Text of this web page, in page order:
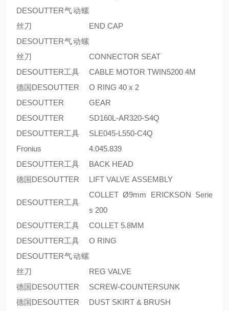
DESOUTTER气动螺
丝刀
END CAP
DESOUTTER气动螺
丝刀
CONNECTOR SEAT
DESOUTTER工具
CABLE MOTOR TWIN5200 4M
德国DESOUTTER
O RING 40 x 2
DESOUTTER
GEAR
DESOUTTER
SD160L-AR320-S4Q
DESOUTTER工具
SLE045-L550-C4Q
Fronius
4.045.839
DESOUTTER工具
BACK HEAD
德国DESOUTTER
LIFT VALVE ASSEMBLY
DESOUTTER工具
COLLET Ø9mm ERICKSON Serie
s 200
DESOUTTER工具
COLLET 5.8MM
DESOUTTER工具
O RING
DESOUTTER气动螺
丝刀
REG VALVE
德国DESOUTTER
SCREW-COUNTERSUNK
德国DESOUTTER
DUST SKIRT & BRUSH